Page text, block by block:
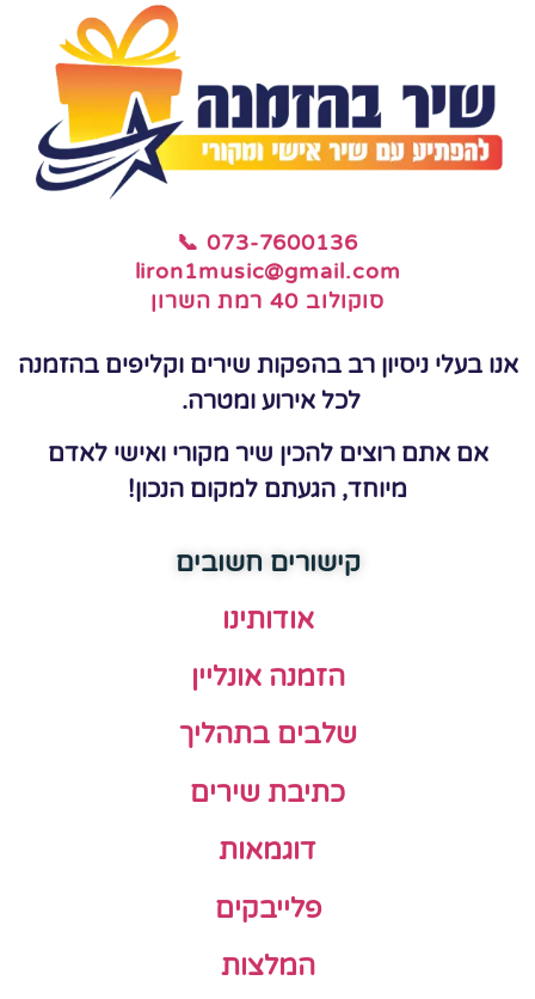
📞 073-7600136
liron1music@gmail.com
סוקולוב 40 רמת השרון
אנו בעלי ניסיון רב בהפקות שירים וקליפים בהזמנה
לכל אירוע ומטרה.
אם אתם רוצים להכין שיר מקורי ואישי לאדם
מיוחד, הגעתם למקום הנכון!
קישורים חשובים
אודותינו
הזמנה אונליין
שלבים בתהליך
כתיבת שירים
דוגמאות
פלייבקים
המלצות